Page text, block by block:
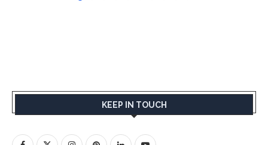
KEEP IN TOUCH